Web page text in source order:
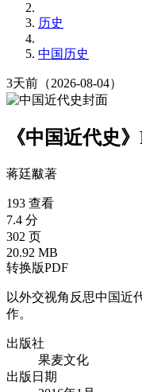
历史
中国历史
3天前 （2026-08-04）
《中国近代史
蒋廷黻著
193 查看
7.4 分
302 页
20.92 MB
转换版PDF
以外交视角反思中国近
作。
出版社
果麦文化
出版日期